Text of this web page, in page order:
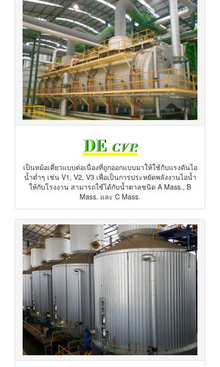
เป็นหม้อเคี่ยวแบบต่อเนื่องที่ถูกออกแบบมาให้ใช้กับแรงดันไอ
น้ำต่ำๆ เช่น V1, V2, V3 เพื่อเป็นการประหยัดพลังงานไอน้ำ
ให้กับโรงงาน สามารถใช้ได้กับน้ำตาลชนิด A Mass., B
Mass. และ C Mass.